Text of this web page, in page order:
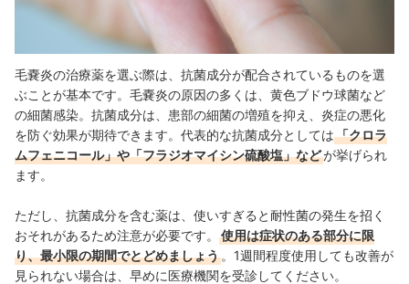
毛嚢炎の治療薬を選ぶ際は、抗菌成分が配合されているものを選
ぶことが基本です。毛嚢炎の原因の多くは、黄色ブドウ球菌など
の細菌感染。抗菌成分は、患部の細菌の増殖を抑え、炎症の悪化
を防ぐ効果が期待できます。代表的な抗菌成分としては「クロラ
ムフェニコール」や「フラジオマイシン硫酸塩」などが挙げられ
ます。
ただし、抗菌成分を含む薬は、使いすぎると耐性菌の発生を招く
おそれがあるため注意が必要です。
使用は症状のある部分に限
り、最小限の期間でとどめましょう 。1週間程度使用しても改善が
見られない場合は、早めに医療機関を受診してください。